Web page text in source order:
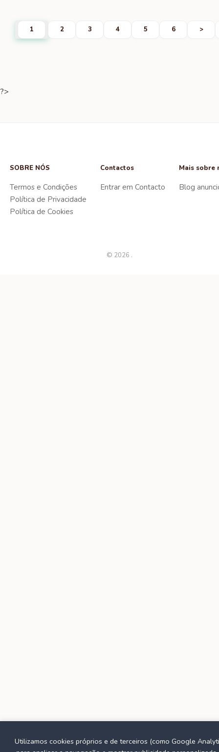
1 2 3 4 5 6 >
?>
SOBRE NÓS
Termos e Condições
Política de Privacidade
Política de Cookies
Contactos
Entrar em Contacto
Mais sobre
Blog
© 2026 .
Utilizamos cookies próprios e de terceiros (como Google